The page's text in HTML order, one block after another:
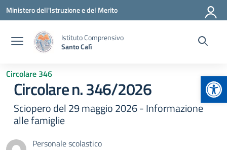
Vai ai contenuti
Vai al menu di navigazione
Vai al footer
Ministero dell'Istruzione e del Merito
Istituto Comprensivo
Santo Calì
Circolare 346
Circolare n. 346/2026
Sciopero del 29 maggio 2026 - Informazione
alle famiglie
Personale scolastico